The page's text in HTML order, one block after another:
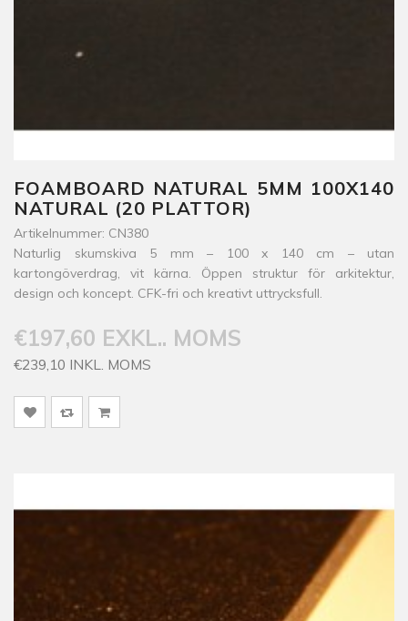
FOAMBOARD NATURAL 5MM 100X140
NATURAL (20 PLATTOR)
Artikelnummer: CN380
Naturlig skumskiva 5 mm – 100 x 140 cm – utan
kartongöverdrag, vit kärna. Öppen struktur för arkitektur,
design och koncept. CFK-fri och kreativt uttrycksfull.
€197,60 EXKL.. MOMS
€239,10 INKL. MOMS